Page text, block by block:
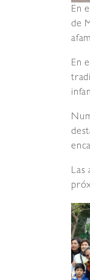
En
de
En
Las